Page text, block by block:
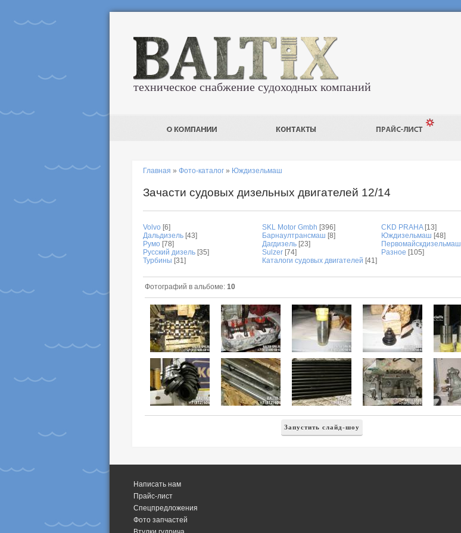
техническое снабжение судоходных компаний
Главная » Фото-каталог » Юждизельмаш
Зачасти судовых дизельных двигателей 12/14
Volvo [6] SKL Motor Gmbh [396] CKD PRAHA [13]
Дальдизель [43] Барнаултрансмаш [8] Юждизельмаш [48]
Румо [78] Дагдизель [23] Первомайскдизельмаш
Русский дизель [35] Sulzer [74] Разное [105]
Турбины [31] Каталоги судовых двигателей [41]
Фотографий в альбоме: 10
Написать нам
Прайс-лист
Спецпредложения
Фото запчастей